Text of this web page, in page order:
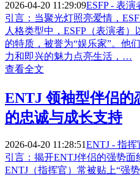
2026-04-20 11:29:09ESFP - 表演
引言：当聚光灯照亮爱情，
人格类型中，ESFP（表演者
的特质，被誉为“娱乐家”。他
力和即兴的魅力点亮生活，…
查看全文
ENTJ 领袖型伴侣的
的忠诚与成长支持
2026-04-20 11:28:51ENTJ - 指挥
引言：揭开ENTJ伴侣的强势面
ENTJ（指挥官）常被贴上“强